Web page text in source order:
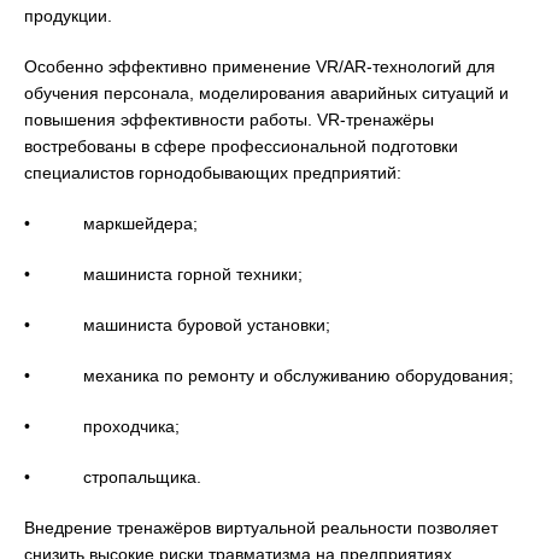
продукции.
Особенно эффективно применение VR/AR-технологий для
обучения персонала, моделирования аварийных ситуаций и
повышения эффективности работы. VR-тренажёры
востребованы в сфере профессиональной подготовки
специалистов горнодобывающих предприятий:
• маркшейдера;
• машиниста горной техники;
• машиниста буровой установки;
• механика по ремонту и обслуживанию оборудования;
• проходчика;
• стропальщика.
Внедрение тренажёров виртуальной реальности позволяет
снизить высокие риски травматизма на предприятиях